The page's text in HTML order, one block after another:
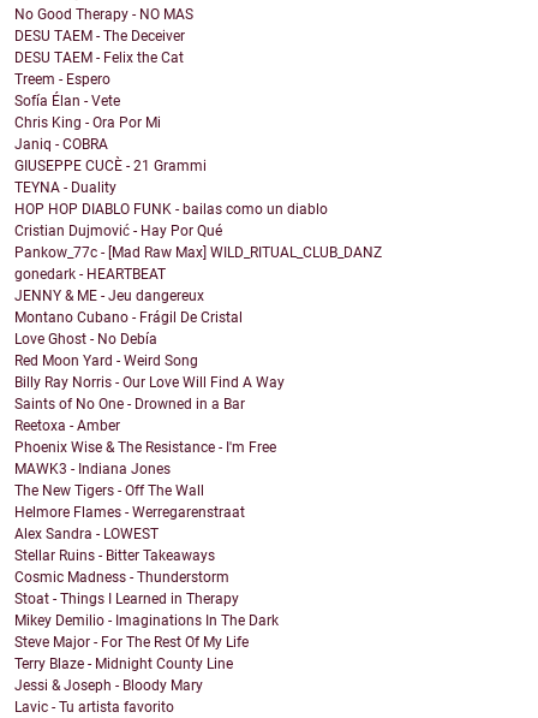
No Good Therapy - NO MAS
DESU TAEM - The Deceiver
DESU TAEM - Felix the Cat
Treem - Espero
Sofía Élan - Vete
Chris King - Ora Por Mi
Janiq - COBRA
GIUSEPPE CUCÈ - 21 Grammi
TEYNA - Duality
HOP HOP DIABLO FUNK - bailas como un diablo
Cristian Dujmović - Hay Por Qué
Pankow_77c - [Mad Raw Max] WILD_RITUAL_CLUB_DANZ
gonedark - HEARTBEAT
JENNY & ME - Jeu dangereux
Montano Cubano - Frágil De Cristal
Love Ghost - No Debía
Red Moon Yard - Weird Song
Billy Ray Norris - Our Love Will Find A Way
Saints of No One - Drowned in a Bar
Reetoxa - Amber
Phoenix Wise & The Resistance - I'm Free
MAWK3 - Indiana Jones
The New Tigers - Off The Wall
Helmore Flames - Werregarenstraat
Alex Sandra - LOWEST
Stellar Ruins - Bitter Takeaways
Cosmic Madness - Thunderstorm
Stoat - Things I Learned in Therapy
Mikey Demilio - Imaginations In The Dark
Steve Major - For The Rest Of My Life
Terry Blaze - Midnight County Line
Jessi & Joseph - Bloody Mary
Lavic - Tu artista favorito